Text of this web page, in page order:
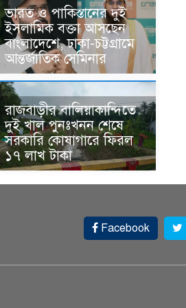
ভারত ও পাকিস্তানের দুই
ইসলামিক বক্তা আসছেন
বাংলাদেশে, ঢাকা-চট্টগ্রামে
আন্তর্জাতিক সেমিনার
রাজবাড়ীর বালিয়াকান্দিতে
দুই খাল পুনঃখনন শেষে
সরকারি কোষাগারে ফিরল
১৭ লাখ টাকা
Facebook